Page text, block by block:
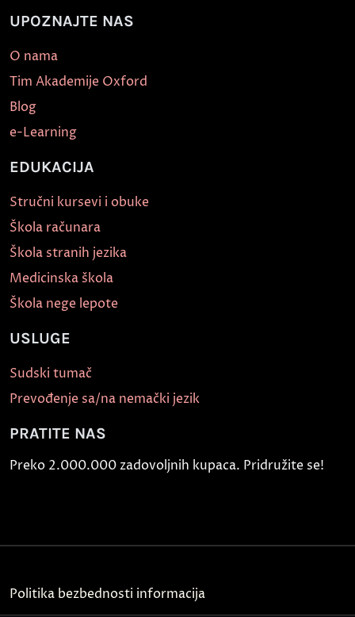
UPOZNAJTE NAS
O nama
Tim Akademije Oxford
Blog
e-Learning
EDUKACIJA
Stručni kursevi i obuke
Škola računara
Škola stranih jezika
Medicinska škola
Škola nege lepote
USLUGE
Sudski tumač
Prevođenje sa/na nemački jezik
PRATITE NAS
Preko 2.000.000 zadovoljnih kupaca. Pridružite se!
Politika bezbednosti informacija